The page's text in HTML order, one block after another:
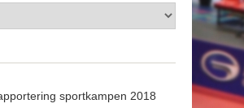
sportkampen 2018